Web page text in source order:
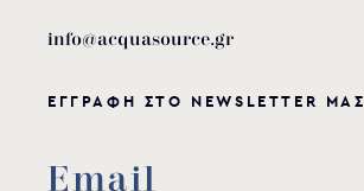
info@acquasource.gr
ΕΓΓΡΑΦΗ ΣΤΟ NEWSLETTER ΜΑΣ